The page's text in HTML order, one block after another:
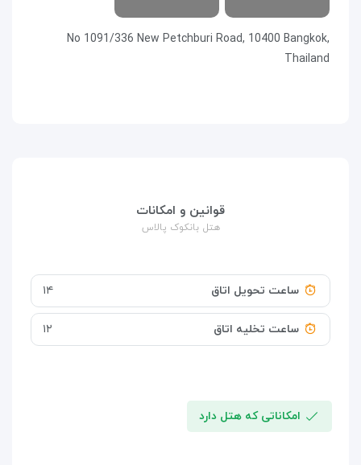
No 1091/336 New Petchburi Road, 10400 Bangkok,
Thailand
قوانین و امکانات
هتل بانکوک پالاس
ساعت تحویل اتاق ۱۴
ساعت تخلیه اتاق ۱۲
امکاناتی که هتل دارد